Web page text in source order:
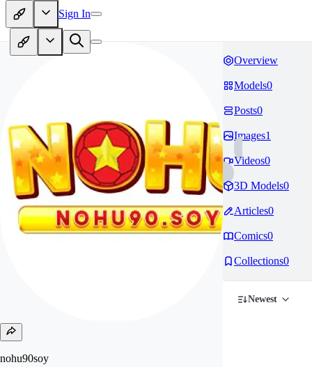
Sign In
nohu90soy
Overview
Models0
Posts0
Images1
Videos0
3D Models0
Articles0
Comics0
Collections0
Newest